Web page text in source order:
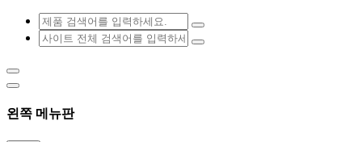
왼쪽 메뉴판